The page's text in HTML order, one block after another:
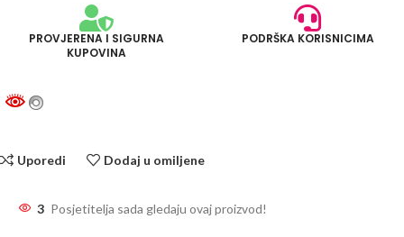
PROVJERENA I SIGURNA
KUPOVINA
PODRŠKA KORISNICIMA
Uporedi Dodaj u omiljene
3 Posjetitelja sada gledaju ovaj proizvod!